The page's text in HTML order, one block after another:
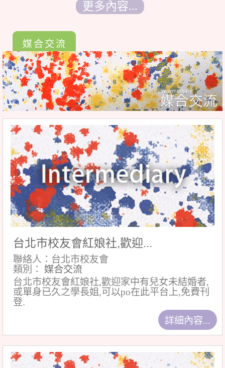
更多內容...
媒合交流
詳細內容...
台北市校友會紅娘社,歡迎...
聯絡人：台北市校友會
類別：
媒合交流
台北市校友會紅娘社,歡迎家中有兒女未結婚者,
或單身已久之學長姐,可以po在此平台上,免費刊
登.